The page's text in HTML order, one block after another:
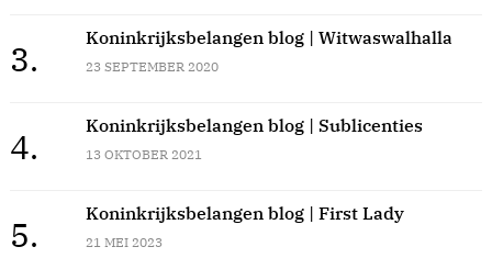
3.
Koninkrijksbelangen blog | Witwaswalhalla
23 SEPTEMBER 2020
4.
Koninkrijksbelangen blog | Sublicenties
13 OKTOBER 2021
5.
Koninkrijksbelangen blog | First Lady
21 MEI 2023